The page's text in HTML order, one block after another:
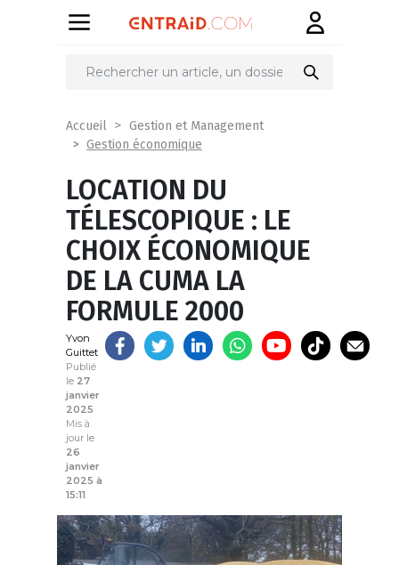
Partager
Accueil
Gestion et Management
Gestion économique
LOCATION DU
TÉLESCOPIQUE : LE
CHOIX ÉCONOMIQUE
DE LA CUMA LA
FORMULE 2000
Yvon
Guittet
Publié
le 27
janvier
2025
Mis à
jour le
26
janvier
2025 à
15:11